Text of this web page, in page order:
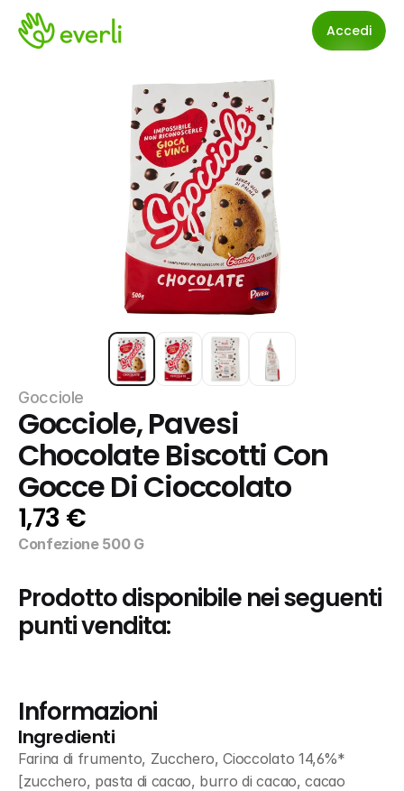
Accedi
Gocciole
Gocciole, Pavesi
Chocolate Biscotti Con
Gocce Di Cioccolato
1,73 €
Confezione 500 G
Prodotto disponibile nei seguenti
punti vendita:
Informazioni
Ingredienti
Farina di frumento, Zucchero, Cioccolato 14,6%*
[zucchero, pasta di cacao, burro di cacao, cacao